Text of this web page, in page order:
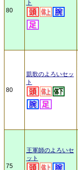
80
ト
80
凱歌のよろいセッ
ト
75
王軍師のよろいセ
ット